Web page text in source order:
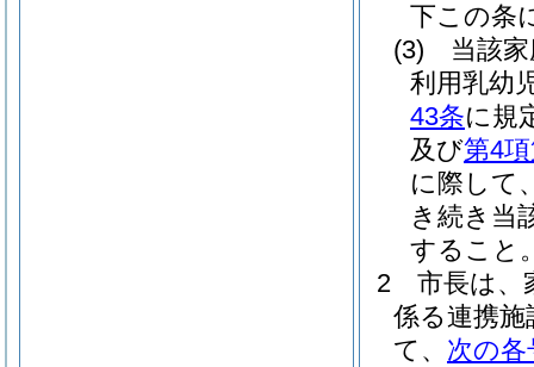
下この条
(3)
当該
利用乳幼
43条に規
及び第4
に際して
き続き当
すること
2
市長は、
係る連携
て、 次の各